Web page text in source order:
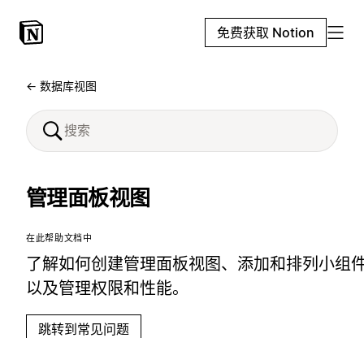
免费获取 Notion
← 数据库视图
管理面板视图
在此帮助文档中
了解如何创建管理面板视图、添加和排列小组
以及管理权限和性能。
跳转到常见问题